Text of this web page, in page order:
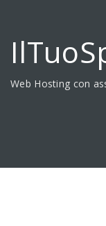
Web Hosting con